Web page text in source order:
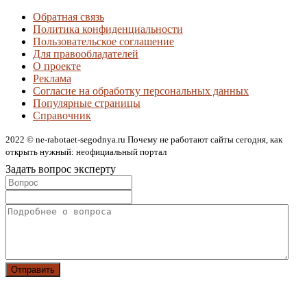
Обратная связь
Политика конфиденциальности
Пользовательское соглашение
Для правообладателей
О проекте
Реклама
Согласие на обработку персональных данных
Популярные страницы
Справочник
2022 © ne-rabotaet-segodnya.ru Почему не работают сайты сегодня, как
открыть нужный: неофициальный портал
Задать вопрос эксперту